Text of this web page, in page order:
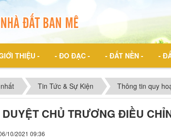
THIỆU - - ĐO ĐẠC - - ĐẤT NỀN - -
Tin Tức & Sự Kiện Thông tin quy
CHỦ TRƯƠNG ĐIỀU
10/2021 09:36